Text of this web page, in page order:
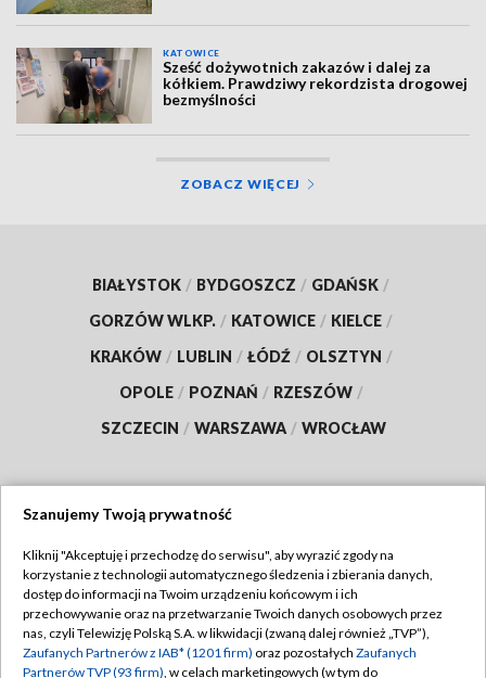
KATOWICE
Sześć dożywotnich zakazów i dalej za
kółkiem. Prawdziwy rekordzista drogowej
bezmyślności
ZOBACZ WIĘCEJ
BIAŁYSTOK / BYDGOSZCZ / GDAŃSK /
GORZÓW WLKP. / KATOWICE / KIELCE /
KRAKÓW / LUBLIN / ŁÓDŹ / OLSZTYN /
OPOLE / POZNAŃ / RZESZÓW /
SZCZECIN / WARSZAWA / WROCŁAW
TVP
Abonament TVP
Emisja w TVP
Regulamin TVP
Polityka prywatności
Szanujemy Twoją prywatność
Kliknij "Akceptuję i przechodzę do serwisu", aby wyrazić zgody na
korzystanie z technologii automatycznego śledzenia i zbierania danych,
dostęp do informacji na Twoim urządzeniu końcowym i ich
przechowywanie oraz na przetwarzanie Twoich danych osobowych przez
nas, czyli Telewizję Polską S.A. w likwidacji (zwaną dalej również „TVP”),
Zaufanych Partnerów z IAB* (1201 firm) oraz pozostałych Zaufanych
Partnerów TVP (93 firm), w celach marketingowych (w tym do